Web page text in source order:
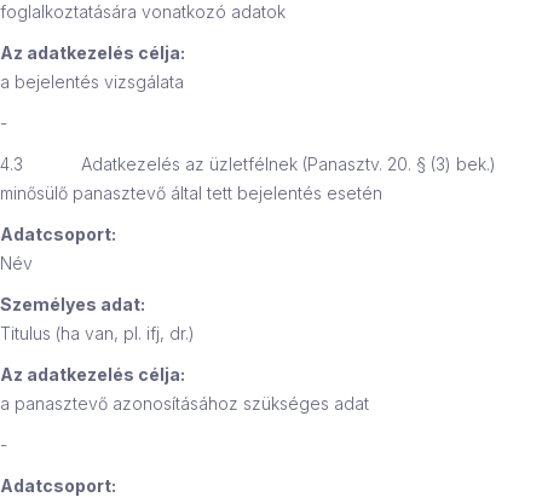
foglalkoztatására vonatkozó adatok
Az adatkezelés célja:
a bejelentés vizsgálata
-
4.3 Adatkezelés az üzletfélnek (Panasztv. 20. § (3) bek.)
minősülő panasztevő által tett bejelentés esetén
Adatcsoport:
Név
Személyes adat:
Titulus (ha van, pl. ifj, dr.)
Az adatkezelés célja:
a panasztevő azonosításához szükséges adat
-
Adatcsoport: